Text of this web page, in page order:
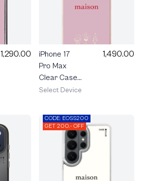
1,290.00
iPhone 17
Pro Max
Clear Case
MagSafe
maison
KEEPS The
Chemistry
1,490.00
Select Device
CODE: EOSS200
GET 200.- OFF